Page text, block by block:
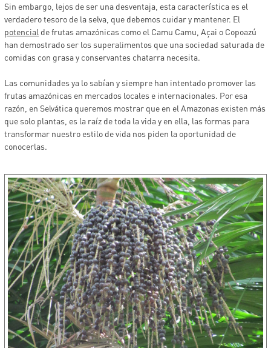
Sin embargo, lejos de ser una desventaja, esta característica es el
verdadero tesoro de la selva, que debemos cuidar y mantener. El
potencial de frutas amazónicas como el Camu Camu, Açai o Copoazú
han demostrado ser los superalimentos que una sociedad saturada de
comidas con grasa y conservantes chatarra necesita.
Las comunidades ya lo sabían y siempre han intentado promover las
frutas amazónicas en mercados locales e internacionales. Por esa
razón, en Selvática queremos mostrar que en el Amazonas existen más
que solo plantas, es la raíz de toda la vida y en ella, las formas para
transformar nuestro estilo de vida nos piden la oportunidad de
conocerlas.